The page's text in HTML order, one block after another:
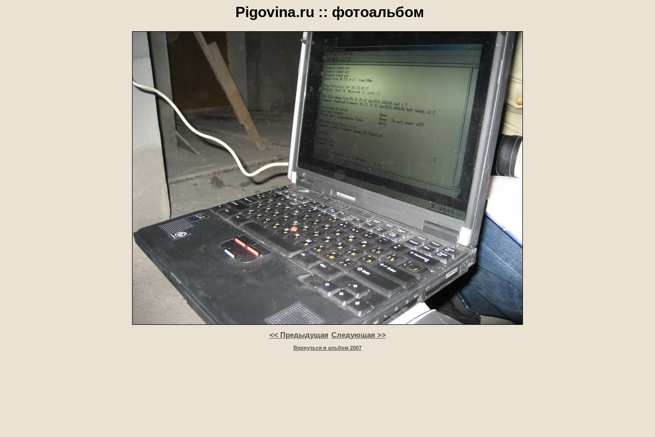
Pigovina.ru :: фотоальбом
<< Предыдущая Следующая >>
Вернуться в альбом 2007